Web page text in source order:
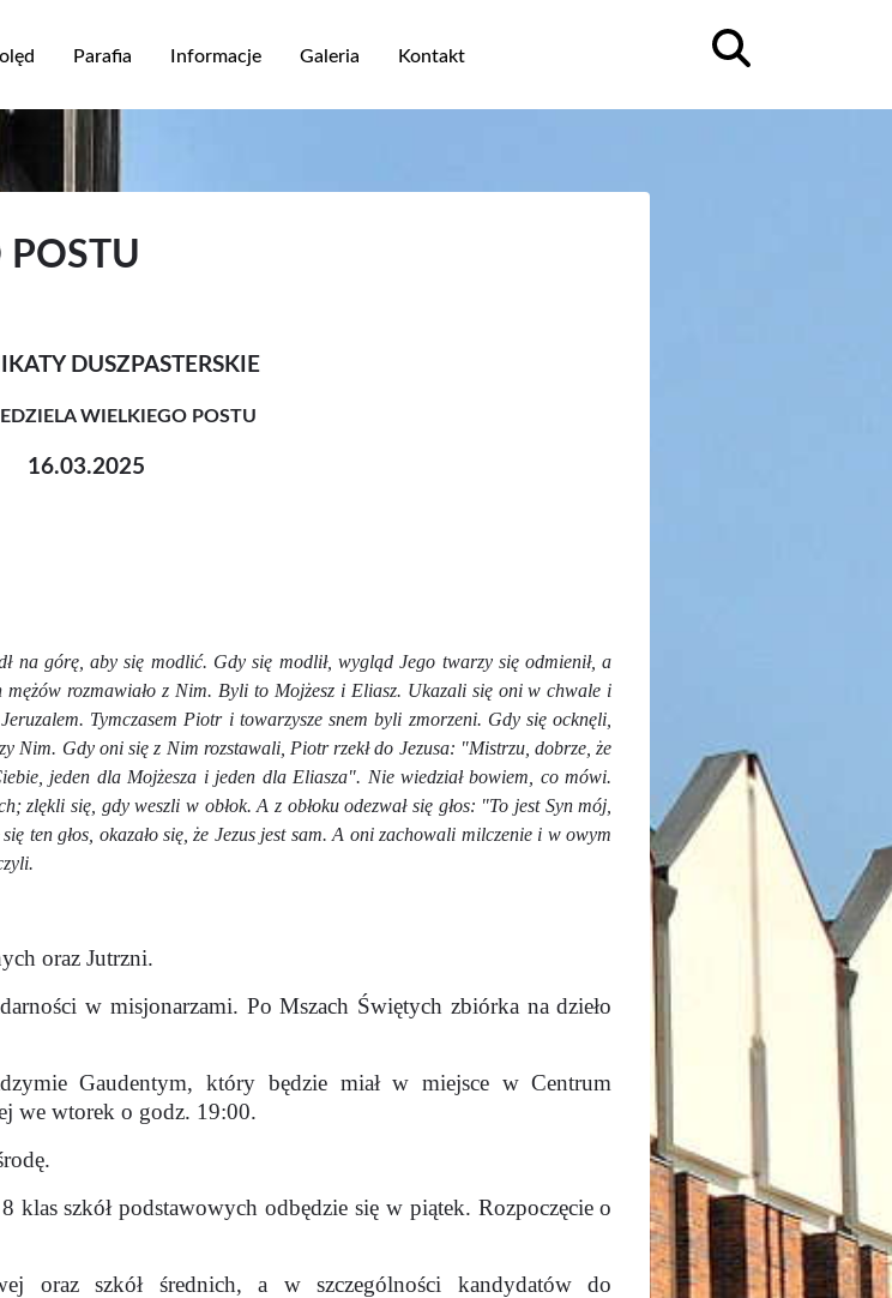
treści
Parafia Informacje Galeria Kontakt
POSTU
DUSZPASTERSKIE
WIELKIEGO POSTU
16.03.2025
na górę, aby się modlić. Gdy się modlił, wygląd Jego twarzy się odmienił, a
mężów rozmawiało z Nim. Byli to Mojżesz i Eliasz. Ukazali się oni w chwale i
Tymczasem Piotr i towarzysze snem byli zmorzeni. Gdy się ocknęli,
Nim. Gdy oni się z Nim rozstawali, Piotr rzekł do Jezusa: "Mistrzu, dobrze, że
jeden dla Mojżesza i jeden dla Eliasza". Nie wiedział bowiem, co mówi.
zlękli się, gdy weszli w obłok. A z obłoku odezwał się głos: "To jest Syn mój,
ten głos, okazało się, że Jezus jest sam. A oni zachowali milczenie i w owym
oraz Jutrzni.
w misjonarzami. Po Mszach Świętych zbiórka na dzieło
Gaudentym, który będzie miał w miejsce w Centrum
we wtorek o godz. 19:00.
szkół podstawowych odbędzie się w piątek. Rozpoczęcie o
oraz szkół średnich, a w szczególności kandydatów do